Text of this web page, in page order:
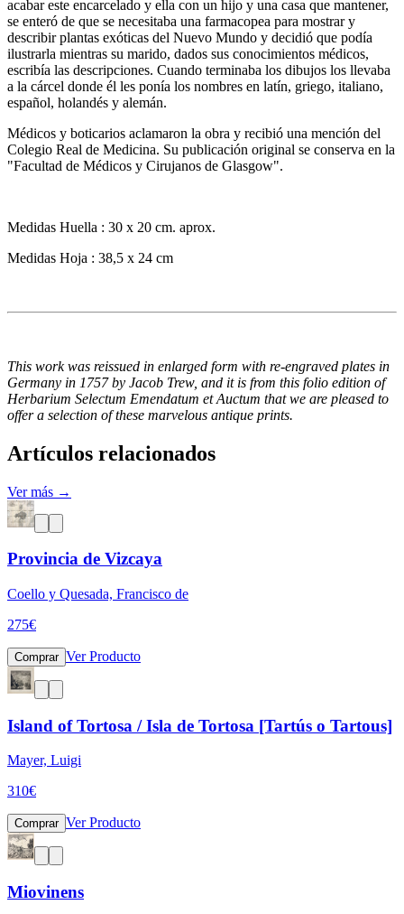
acabar este encarcelado y ella con un hijo y una casa que mantener,
se enteró de que se necesitaba una farmacopea para mostrar y
describir plantas exóticas del Nuevo Mundo y decidió que podía
ilustrarla mientras su marido, dados sus conocimientos médicos,
escribía las descripciones. Cuando terminaba los dibujos los llevaba
a la cárcel donde él les ponía los nombres en latín, griego, italiano,
español, holandés y alemán.
Médicos y boticarios aclamaron la obra y recibió una mención del
Colegio Real de Medicina. Su publicación original se conserva en la
"Facultad de Médicos y Cirujanos de Glasgow".
Medidas Huella : 30 x 20 cm. aprox.
Medidas Hoja : 38,5 x 24 cm
This work was reissued in enlarged form with re-engraved plates in
Germany in 1757 by Jacob Trew, and it is from this folio edition of
Herbarium Selectum Emendatum et Auctum that we are pleased to
offer a selection of these marvelous antique prints.
Artículos relacionados
Ver más →
Provincia de Vizcaya
Coello y Quesada, Francisco de
275€
Comprar Ver Producto
Island of Tortosa / Isla de Tortosa [Tartús o Tartous]
Mayer, Luigi
310€
Comprar Ver Producto
Miovinens